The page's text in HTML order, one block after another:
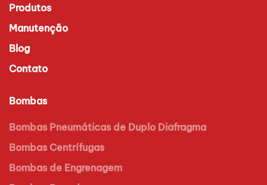
Produtos
Manutenção
Blog
Contato
Bombas
Bombas Pneumáticas de Duplo Diafragma
Bombas Centrífugas
Bombas de Engrenagem